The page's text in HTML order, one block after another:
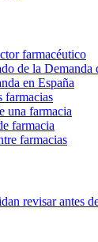
farmacéutico
de la Demanda
en España
farmacias
una farmacia
farmacia
farmacias
revisar antes